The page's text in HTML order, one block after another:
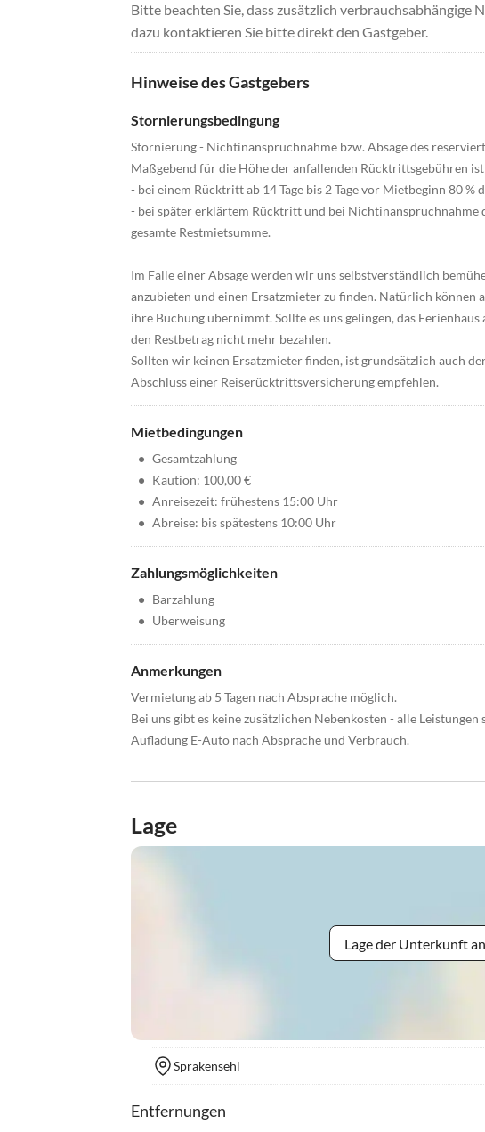
Bitte beachten Sie, dass zusätzlich verbrauchsabhängige
dazu kontaktieren Sie bitte direkt den Gastgeber.
Hinweise des Gastgebers
Stornierungsbedingung
Stornierung - Nichtinanspruchnahme bzw. Absage des
Maßgebend für die Höhe der anfallenden Rücktrittsgebühren
- bei einem Rücktritt ab 14 Tage bis 2 Tage vor Mietbeginn 80 %
- bei später erklärtem Rücktritt und bei Nichtinanspruchnahme
gesamte Restmietsumme.
Im Falle einer Absage werden wir uns selbstverständlich
anzubieten und einen Ersatzmieter zu finden. Natürlich können
ihre Buchung übernimmt. Sollte es uns gelingen, das
den Restbetrag nicht mehr bezahlen.
Sollten wir keinen Ersatzmieter finden, ist grundsätzlich auch
Abschluss einer Reiserücktrittsversicherung empfehlen.
Mietbedingungen
• Gesamtzahlung
• Kaution: 100,00 €
• Anreisezeit: frühestens 15:00 Uhr
• Abreise: bis spätestens 10:00 Uhr
Zahlungsmöglichkeiten
• Barzahlung
• Überweisung
Anmerkungen
Vermietung ab 5 Tagen nach Absprache möglich.
Bei uns gibt es keine zusätzlichen Nebenkosten - alle Leistungen
Aufladung E-Auto nach Absprache und Verbrauch.
Lage
Lage der Unterkunft
Sprakensehl
Entfernungen